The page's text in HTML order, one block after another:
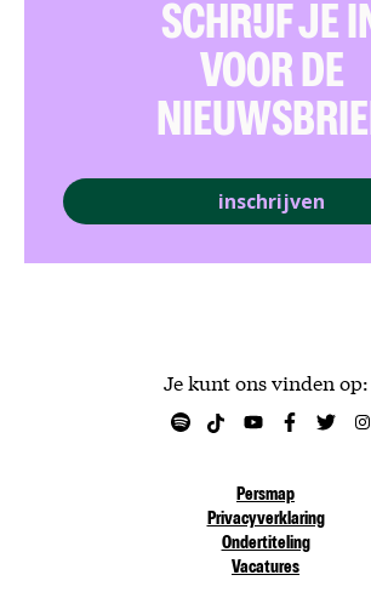
Je kunt ons vinden op:
Persmap
Privacyverklaring
Ondertiteling
Vacatures
SCHRIJF JE
VOOR DE
inschrijven